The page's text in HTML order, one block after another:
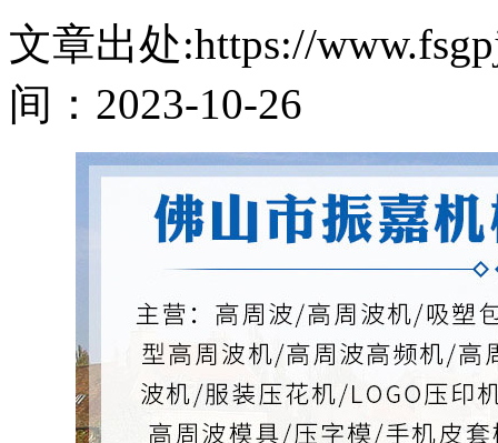
文章出处:https://
间：2023-10-26